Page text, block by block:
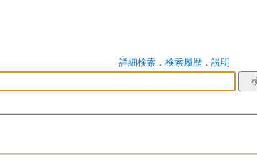
詳細検索． 検索履歴． 説明